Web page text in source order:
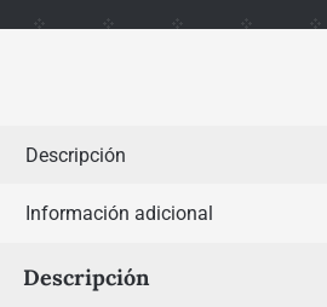
Descripción
Información adicional
Descripción